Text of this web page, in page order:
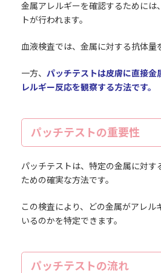
金属アレルギーを確認するためには
トが行われます。
血液検査では、金属に対する抗体量
一方、 パッチテストは皮膚に直接金
レルギー反応を観察する方法です。
パッチテストの重要性
パッチテストは、特定の金属に対す
ための確実な方法です。
この検査により、どの金属がアレル
いるのかを特定できます。
パッチテストの流れ